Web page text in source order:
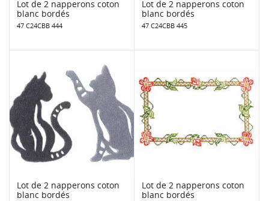
Lot de 2 napperons coton
blanc bordés
47 C24CBB 444
Lot de 2 napperons coton
blanc bordés
47 C24CBB 445
Lot de 2 napperons coton
blanc bordés
Lot de 2 napperons coton
blanc bordés